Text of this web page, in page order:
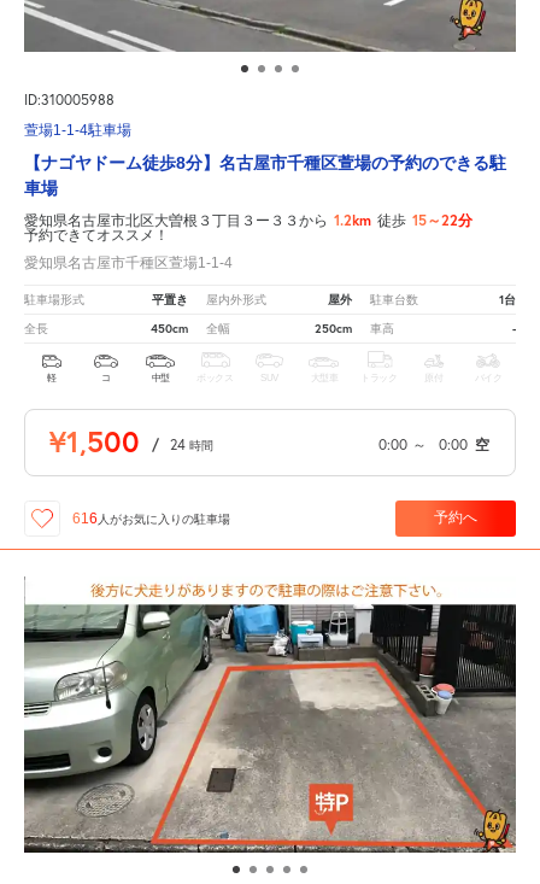
ID:310005988
萱場1-1-4駐車場
【ナゴヤドーム徒歩8分】名古屋市千種区萱場の予約のできる駐
車場
愛知県名古屋市北区大曽根３丁目３ー３３から 1.2km 徒歩 15～22分
予約できてオススメ！
愛知県名古屋市千種区萱場1-1-4
駐車場形式 平置き 屋内外形式 屋外 駐車台数 1台
全長 450cm 全幅 250cm 車高 -
軽 コ 中型 ボックス SUV 大型車 トラック 原付 バイク
¥1,500 / 24 時間 0:00 ～ 0:00 空
616 人がお気に入りの駐車場 予約へ